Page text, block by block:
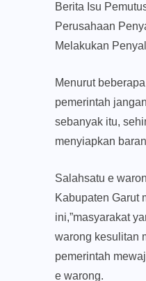
Berita Isu
Perusahaan
Melakukan
Menurut
pemerintah
sebanyak itu,
menyiapkan
Salahsatu e
Kabupaten Garut
ini,”masyarakat
warong kesulitan
pemerintah
e warong.